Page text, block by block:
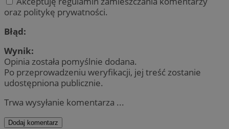
oraz politykę prywatności.
Błąd:
Wynik:
Opinia została pomyślnie dodana.
Po przeprowadzeniu weryfikacji, jej treść zostanie
udostępniona publicznie.
Trwa wysyłanie komentarza ...
Dodaj komentarz